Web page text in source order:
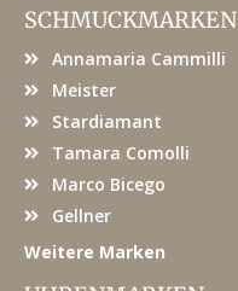
e
b
o
SCHMUCKMARKEN
Annamaria Cammilli
Meister
Stardiamant
Tamara Comolli
Marco Bicego
Gellner
Weitere Marken